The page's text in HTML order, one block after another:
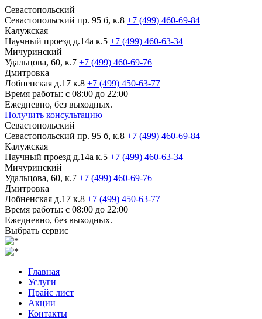
Севастопольский
Севастопольский пр. 95 б, к.8 +7 (499) 460-69-84
Калужская
Научный проезд д.14а к.5 +7 (499) 460-63-34
Мичуринский
Удальцова, 60, к.7 +7 (499) 460-69-76
Дмитровка
Лобненская д.17 к.8 +7 (499) 450-63-77
Время работы: с 08:00 до 22:00
Ежедневно, без выходных.
Получить консультацию
Севастопольский
Севастопольский пр. 95 б, к.8 +7 (499) 460-69-84
Калужская
Научный проезд д.14а к.5 +7 (499) 460-63-34
Мичуринский
Удальцова, 60, к.7 +7 (499) 460-69-76
Дмитровка
Лобненская д.17 к.8 +7 (499) 450-63-77
Время работы: с 08:00 до 22:00
Ежедневно, без выходных.
Выбрать сервис
Главная
Услуги
Прайс лист
Акции
Контакты